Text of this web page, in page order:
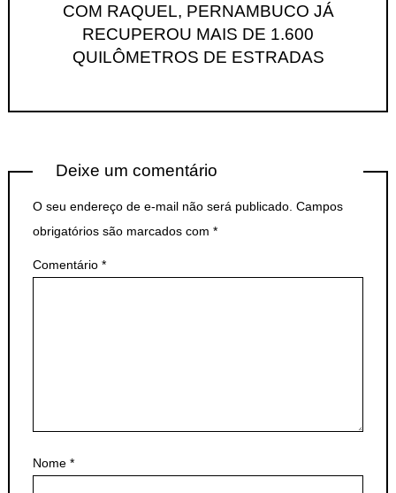
COM RAQUEL, PERNAMBUCO JÁ
RECUPEROU MAIS DE 1.600
QUILÔMETROS DE ESTRADAS
Deixe um comentário
O seu endereço de e-mail não será publicado. Campos
obrigatórios são marcados com *
Comentário *
Nome *